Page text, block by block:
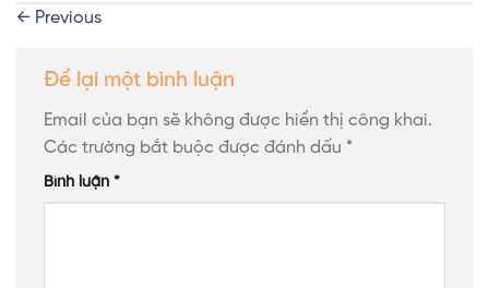
← Previous
Để lại một bình luận
Email của bạn sẽ không được hiển thị công khai.
Các trường bắt buộc được đánh dấu *
Bình luận *